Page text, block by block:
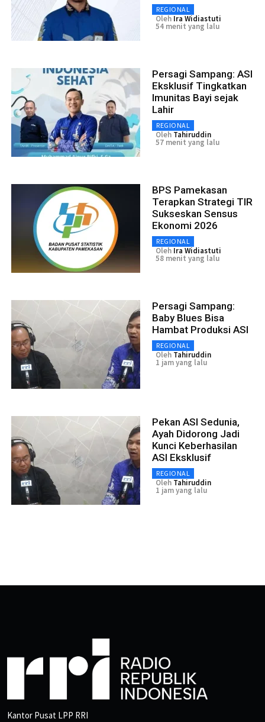
REGIONAL
Oleh Ira Widiastuti
54 menit yang lalu
Persagi Sampang: ASI
Eksklusif Tingkatkan
Imunitas Bayi sejak
Lahir
REGIONAL
Oleh Tahiruddin
57 menit yang lalu
BPS Pamekasan
Terapkan Strategi TIR
Sukseskan Sensus
Ekonomi 2026
REGIONAL
Oleh Ira Widiastuti
58 menit yang lalu
Persagi Sampang:
Baby Blues Bisa
Hambat Produksi ASI
REGIONAL
Oleh Tahiruddin
1 jam yang lalu
Pekan ASI Sedunia,
Ayah Didorong Jadi
Kunci Keberhasilan
ASI Eksklusif
REGIONAL
Oleh Tahiruddin
1 jam yang lalu
Kantor Pusat LPP RRI